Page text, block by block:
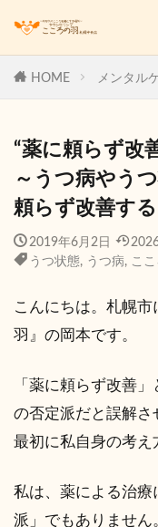
HOME メンタル
“薬に頼らず改
～うつ病やう
頼らず改善す
2019年6月2日
うつ状態, うつ病, こ
こんにちは。札幌
羽』の岡本です。
「薬に頼らず改善
の否定派だと誤解さ
最初に私自身の考
私は、薬による治療
派」でもありません